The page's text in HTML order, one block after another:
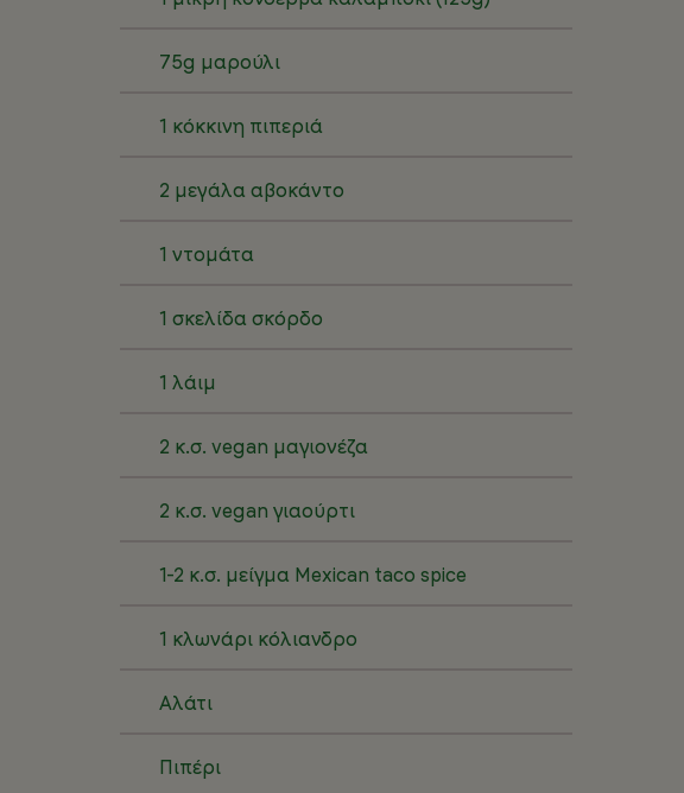
75g μαρούλι
1 κόκκινη πιπεριά
2 μεγάλα αβοκάντο
1 ντομάτα
1 σκελίδα σκόρδο
1 λάιμ
2 κ.σ. vegan μαγιονέζα
2 κ.σ. vegan γιαούρτι
1-2 κ.σ. μείγμα Mexican taco spice
1 κλωνάρι κόλιανδρο
Αλάτι
Πιπέρι